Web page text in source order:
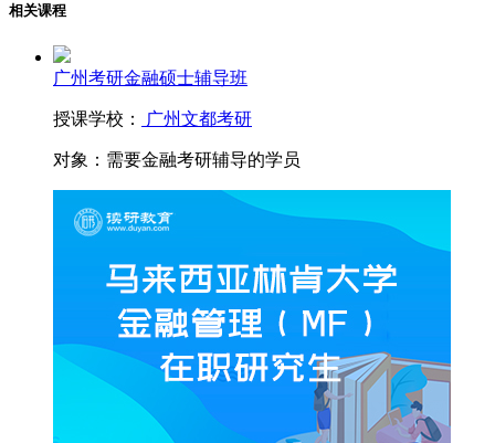
相关课程
广州考研金融硕士辅导班
授课学校： 广州文都考研
对象： 需要金融考研辅导的学员